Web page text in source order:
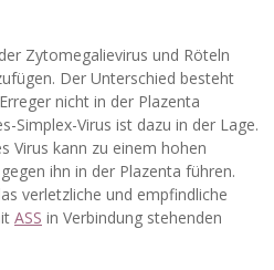
Zytomegalievirus und Röteln
Der Unterschied besteht
nicht in der Plazenta
Simplex-Virus ist dazu in der Lage.
Virus kann zu einem hohen
ihn in der Plazenta führen.
verletzliche und empfindliche
ASS in Verbindung stehenden